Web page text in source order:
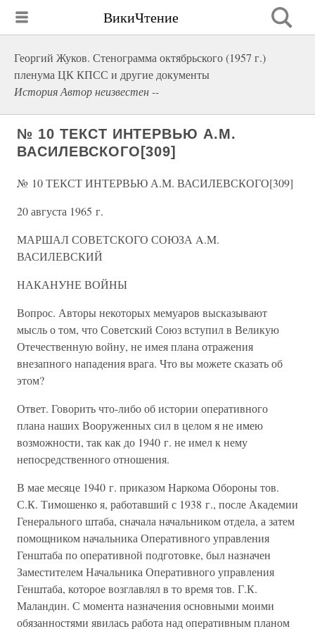
ВикиЧтение
Георгий Жуков. Стенограмма октябрьского (1957 г.)
пленума ЦК КПСС и другие документы
История Автор неизвестен --
№ 10 ТЕКСТ ИНТЕРВЬЮ А.М.
ВАСИЛЕВСКОГО[309]
№ 10 ТЕКСТ ИНТЕРВЬЮ А.М. ВАСИЛЕВСКОГО[309]
20 августа 1965 г.
МАРШАЛ СОВЕТСКОГО СОЮЗА A.M.
ВАСИЛЕВСКИЙ
НАКАНУНЕ ВОЙНЫ
Вопрос. Авторы некоторых мемуаров высказывают
мысль о том, что Советский Союз вступил в Великую
Отечественную войну, не имея плана отражения
внезапного нападения врага. Что вы можете сказать об
этом?
Ответ. Говорить что-либо об истории оперативного
плана наших Вооруженных сил в целом я не имею
возможности, так как до 1940 г. не имел к нему
непосредственного отношения.
В мае месяце 1940 г. приказом Наркома Обороны тов.
С.К. Тимошенко я, работавший с 1938 г., после Академии
Генерального штаба, сначала начальником отдела, а затем
помощником начальника Оперативного управления
Генштаба по оперативной подготовке, был назначен
Заместителем Начальника Оперативного управления
Генштаба, которое возглавлял в то время тов. Г.К.
Маландин. С момента назначения основными моими
обязанностями явилась работа над оперативным планом